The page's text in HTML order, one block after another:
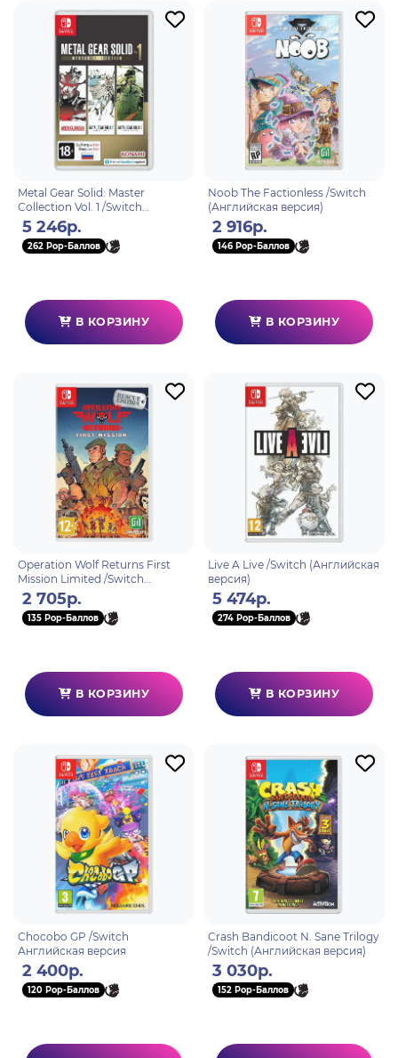
Metal Gear Solid: Master
Collection Vol. 1 /Switch
(Английская версия)
5 246р.
262 Pop-Баллов
В КОРЗИНУ
Noob The Factionless /Switch
(Английская версия)
2 916р.
146 Pop-Баллов
В КОРЗИНУ
Operation Wolf Returns First
Mission Limited /Switch
(Английская версия)
2 705р.
135 Pop-Баллов
В КОРЗИНУ
Live A Live /Switch (Английская
версия)
5 474р.
274 Pop-Баллов
В КОРЗИНУ
Chocobo GP /Switch
Английская версия
2 400р.
120 Pop-Баллов
Crash Bandicoot N. Sane Trilogy
/Switch (Английская версия)
3 030р.
152 Pop-Баллов